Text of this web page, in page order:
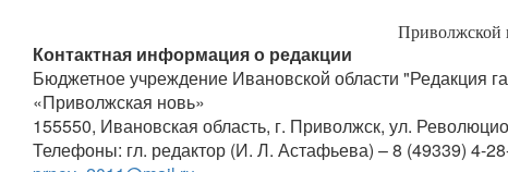
Приволжской
Контактная информация о редакции
Бюджетное учреждение Ивановской области "Редакция
«Приволжская новь»
155550, Ивановская область, г. Приволжск, ул.
Телефоны: гл. редактор (И. Л. Астафьева) – 8 (49339) 4-